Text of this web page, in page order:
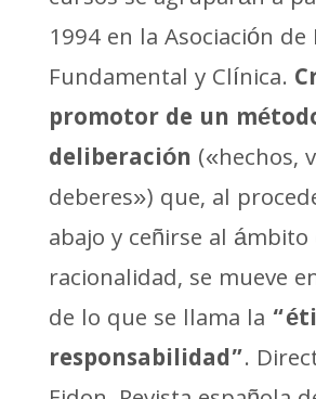
1994 en la Asociación de
Fundamental y Clínica.
promotor de un
deliberación («hechos,
deberes») que, al
abajo y ceñirse al ámbito
racionalidad, se mueve
de lo que se llama la
responsabilidad”.